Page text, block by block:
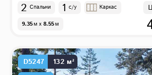
2 Спальни 1 с/у Каркас
9.35м x 8.55м
D5247
132 м²